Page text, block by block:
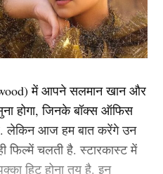
खिलाफ अपने घरेलू मैदान में
हुए इस मुकाबले को 7 विकेट से
की टीम ने पहले बल्लेबाजी करते
सबसे ज्यादा रन उसके
sharma) ने बनाया
पारी के दौरान लेकिन
पर 1 रन चुराने का प्रयास कर
में आपने सलमान खान और
होगा, जिनके बॉक्स ऑफिस
लेकिन आज हम बात करेंगे उन
फिल्में चलती है. स्टारकास्ट में
हिट होना तय है. इन